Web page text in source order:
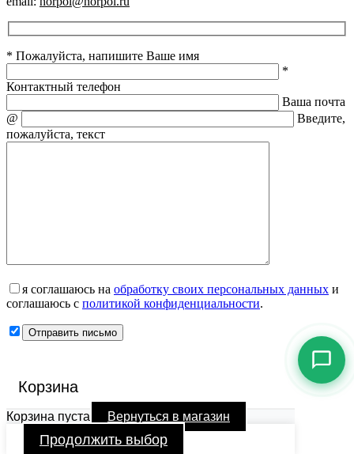
* Пожалуйста, напишите Ваше имя
*
Контактный телефон
Ваша почта
@
Введите,
пожалуйста, текст
я соглашаюсь на обработку своих персональных данных и
соглашаюсь с политикой конфиденциальности.
Корзина
Корзина пуста Вернуться в магазин
Продолжить выбор